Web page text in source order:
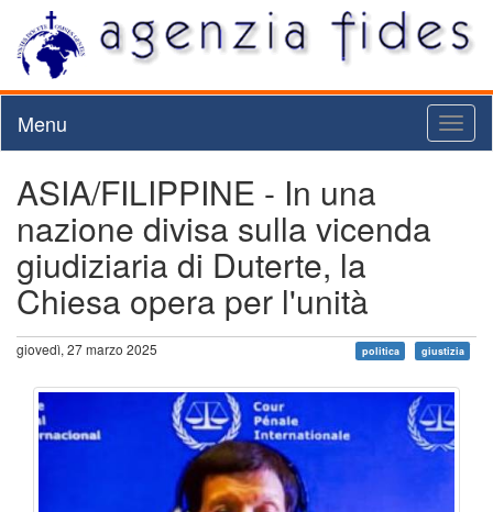
Menu
ASIA/FILIPPINE - In una
nazione divisa sulla vicenda
giudiziaria di Duterte, la
Chiesa opera per l'unità
giovedì, 27 marzo 2025 politica giustizia